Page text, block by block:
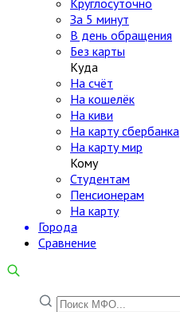
Круглосуточно
За 5 минут
В день обращения
Без карты
Куда
На счёт
На кошелёк
На киви
На карту сбербанка
На карту мир
Кому
Студентам
Пенсионерам
На карту
Города
Сравнение